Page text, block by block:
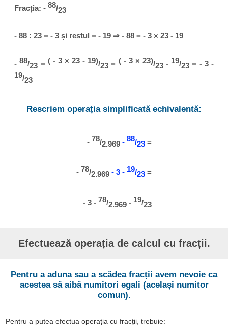
Fracția: -88/23
- 88 : 23 = - 3 și restul = - 19 ⇒ - 88 = - 3 × 23 - 19
-88/23 = ( - 3 × 23 - 19)/23 = ( - 3 × 23)/23 - 19/23 = - 3 -
19/23
Rescriem operația simplificată echivalentă:
- 78/2.969 - 88/23 =
- 78/2.969 - 3 - 19/23 =
- 3 - 78/2.969 - 19/23
Efectuează operația de calcul cu fracții.
Pentru a aduna sau a scădea fracții avem nevoie ca
acestea să aibă numitori egali (același numitor
comun).
Pentru a putea efectua operația cu fracții, trebuie: